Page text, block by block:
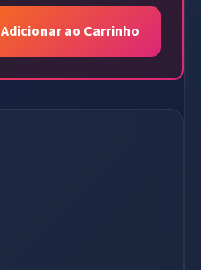
Adicionar ao Carrinho